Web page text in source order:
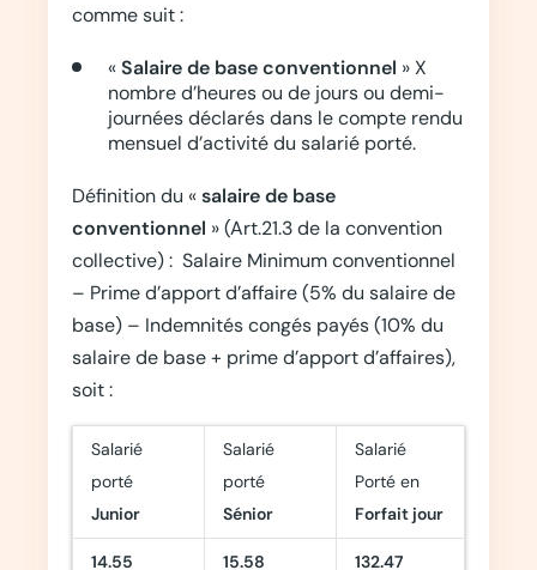
comme suit :
«Salaire de base conventionnel » X
nombre d’heures ou de jours ou demi-
journées déclarés dans le compte rendu
mensuel d’activité du salarié porté.
Définition du «salaire de base
conventionnel » (Art.21.3 de la convention
collective) : Salaire Minimum conventionnel
– Prime d’apport d’affaire (5% du salaire de
base) – Indemnités congés payés (10% du
salaire de base + prime d’apport d’affaires),
soit :
Salarié
porté
Junior
Salarié
porté
Sénior
Salarié
Porté en
Forfait jour
14.55 15.58 132.47